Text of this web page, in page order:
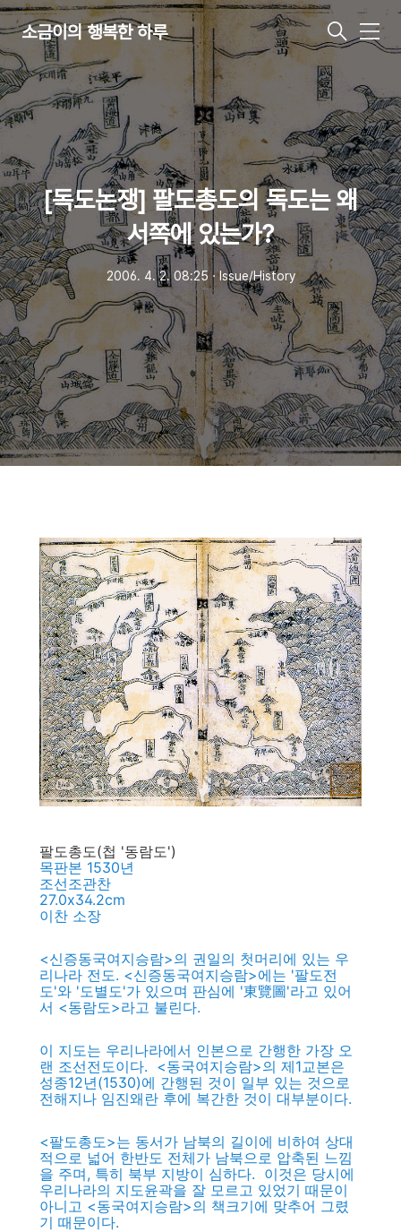
소금이의 행복한 하루
메
뉴
[독도논쟁] 팔도총도의 독도는 왜
서쪽에 있는가?
2006. 4. 2. 08:25ㆍIssue/History
팔도총도(첩 '동람도')
목판본 1530년
조선조관찬
27.0x34.2cm
이찬 소장
<신증동국여지승람>의 권일의 첫머리에 있는 우
리나라 전도. <신증동국여지승람>에는 '팔도전
도'와 '도별도'가 있으며 판심에 '東覽圖'라고 있어
서 <동람도>라고 불린다.
이 지도는 우리나라에서 인본으로 간행한 가장 오
랜 조선전도이다. <동국여지승람>의 제1교본은
성종12년(1530)에 간행된 것이 일부 있는 것으로
전해지나 임진왜란 후에 복간한 것이 대부분이다.
<팔도총도>는 동서가 남북의 길이에 비하여 상대
적으로 넓어 한반도 전체가 남북으로 압축된 느낌
을 주며, 특히 북부 지방이 심하다. 이것은 당시에
우리나라의 지도윤곽을 잘 모르고 있었기 때문이
아니고 <동국여지승람>의 책크기에 맞추어 그렸
기 때문이다.